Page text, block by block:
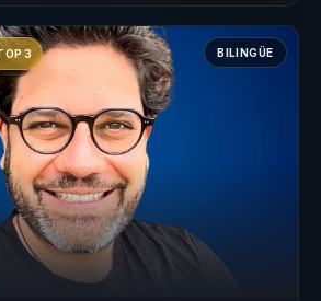
3 BILINGÜE